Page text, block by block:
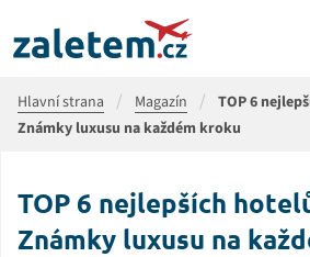
Hlavní strana Magazín
TOP 6
Známky luxusu na každém kroku
TOP 6 nejlepších
Známky luxusu na